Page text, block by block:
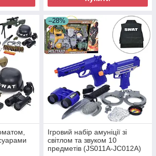
–28%
Ігровий набір амуніції зі
світлом та звуком 10
предметів (JS011A-JC012A)